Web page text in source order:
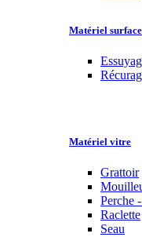
Matériel surface
Matériel vitre
Grattoir
Perche
Raclette
Seau